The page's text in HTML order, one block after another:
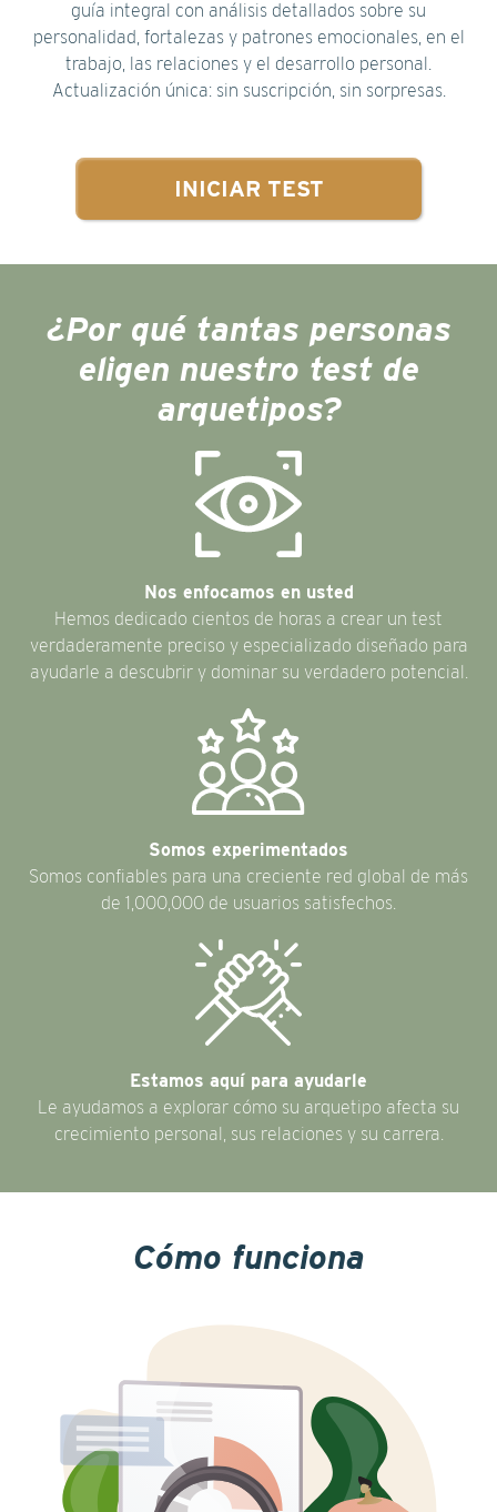
guía integral con análisis detallados sobre su
personalidad, fortalezas y patrones emocionales, en el
trabajo, las relaciones y el desarrollo personal.
Actualización única: sin suscripción, sin sorpresas.
INICIAR TEST
¿Por qué tantas personas
eligen nuestro test de
arquetipos?
Nos enfocamos en usted
Hemos dedicado cientos de horas a crear un test
verdaderamente preciso y especializado diseñado para
ayudarle a descubrir y dominar su verdadero potencial.
Somos experimentados
Somos confiables para una creciente red global de más
de 1,000,000 de usuarios satisfechos.
Estamos aquí para ayudarle
Le ayudamos a explorar cómo su arquetipo afecta su
crecimiento personal, sus relaciones y su carrera.
Cómo funciona